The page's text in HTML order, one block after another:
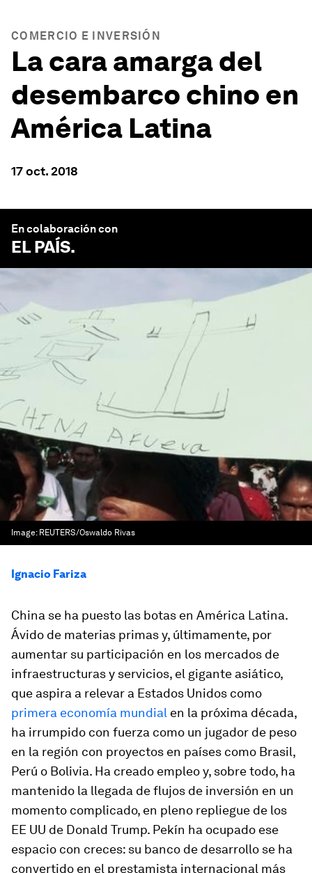
COMERCIO E INVERSIÓN
La cara amarga del
desembarco chino en
América Latina
17 oct. 2018
En colaboración con
EL PAÍS.
Image: REUTERS/Oswaldo Rivas
Ignacio Fariza
China se ha puesto las botas en América Latina.
Ávido de materias primas y, últimamente, por
aumentar su participación en los mercados de
infraestructuras y servicios, el gigante asiático,
que aspira a relevar a Estados Unidos como
primera economía mundial en la próxima década,
ha irrumpido con fuerza como un jugador de peso
en la región con proyectos en países como Brasil,
Perú o Bolivia. Ha creado empleo y, sobre todo, ha
mantenido la llegada de flujos de inversión en un
momento complicado, en pleno repliegue de los
EE UU de Donald Trump. Pekín ha ocupado ese
espacio con creces: su banco de desarrollo se ha
convertido en el prestamista internacional más